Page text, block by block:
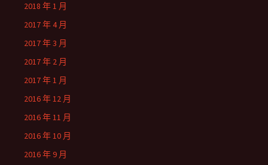
2018 年 1 月
2017 年 4 月
2017 年 3 月
2017 年 2 月
2017 年 1 月
2016 年 12 月
2016 年 11 月
2016 年 10 月
2016 年 9 月